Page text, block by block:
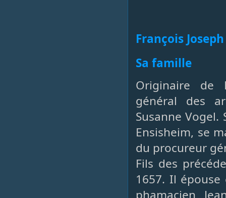
François
Sa famille
Originaire de
général des
Susanne
Ensisheim, se
du procureur
Fils des
1657. Il
phamacien